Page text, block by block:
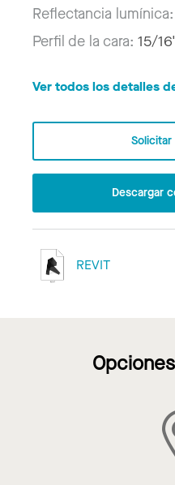
Reflectancia lumínica:
Perfil de la cara: 15/
Ver todos los detalles
Descargar
REVIT